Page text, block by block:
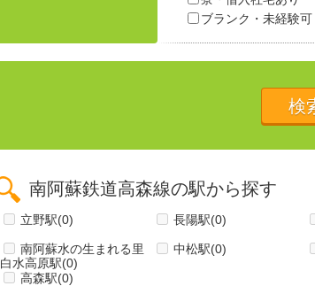
ブランク・未経験可
南阿蘇鉄道高森線の駅から探す
立野駅(0) 長陽駅(0)
南阿蘇水の生まれる里
白水高原駅(0)
中松駅(0)
高森駅(0)